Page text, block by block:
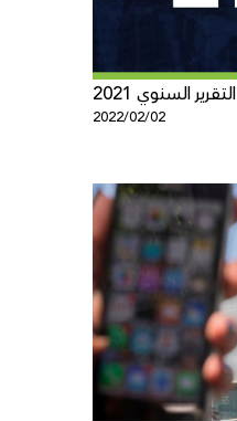
التقرير السنوي 2021
2022/02/02